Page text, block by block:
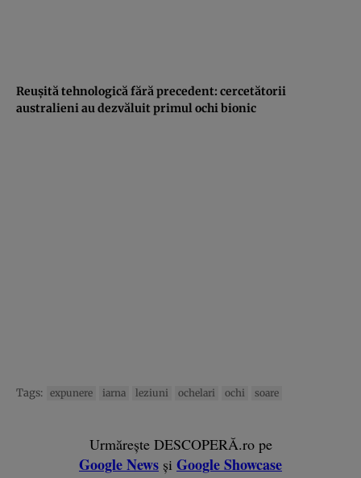
Reuşită tehnologică fără precedent: cercetătorii
australieni au dezvăluit primul ochi bionic
Tags: expunere iarna leziuni ochelari ochi soare
Urmărește DESCOPERĂ.ro pe
Google News și Google Showcase